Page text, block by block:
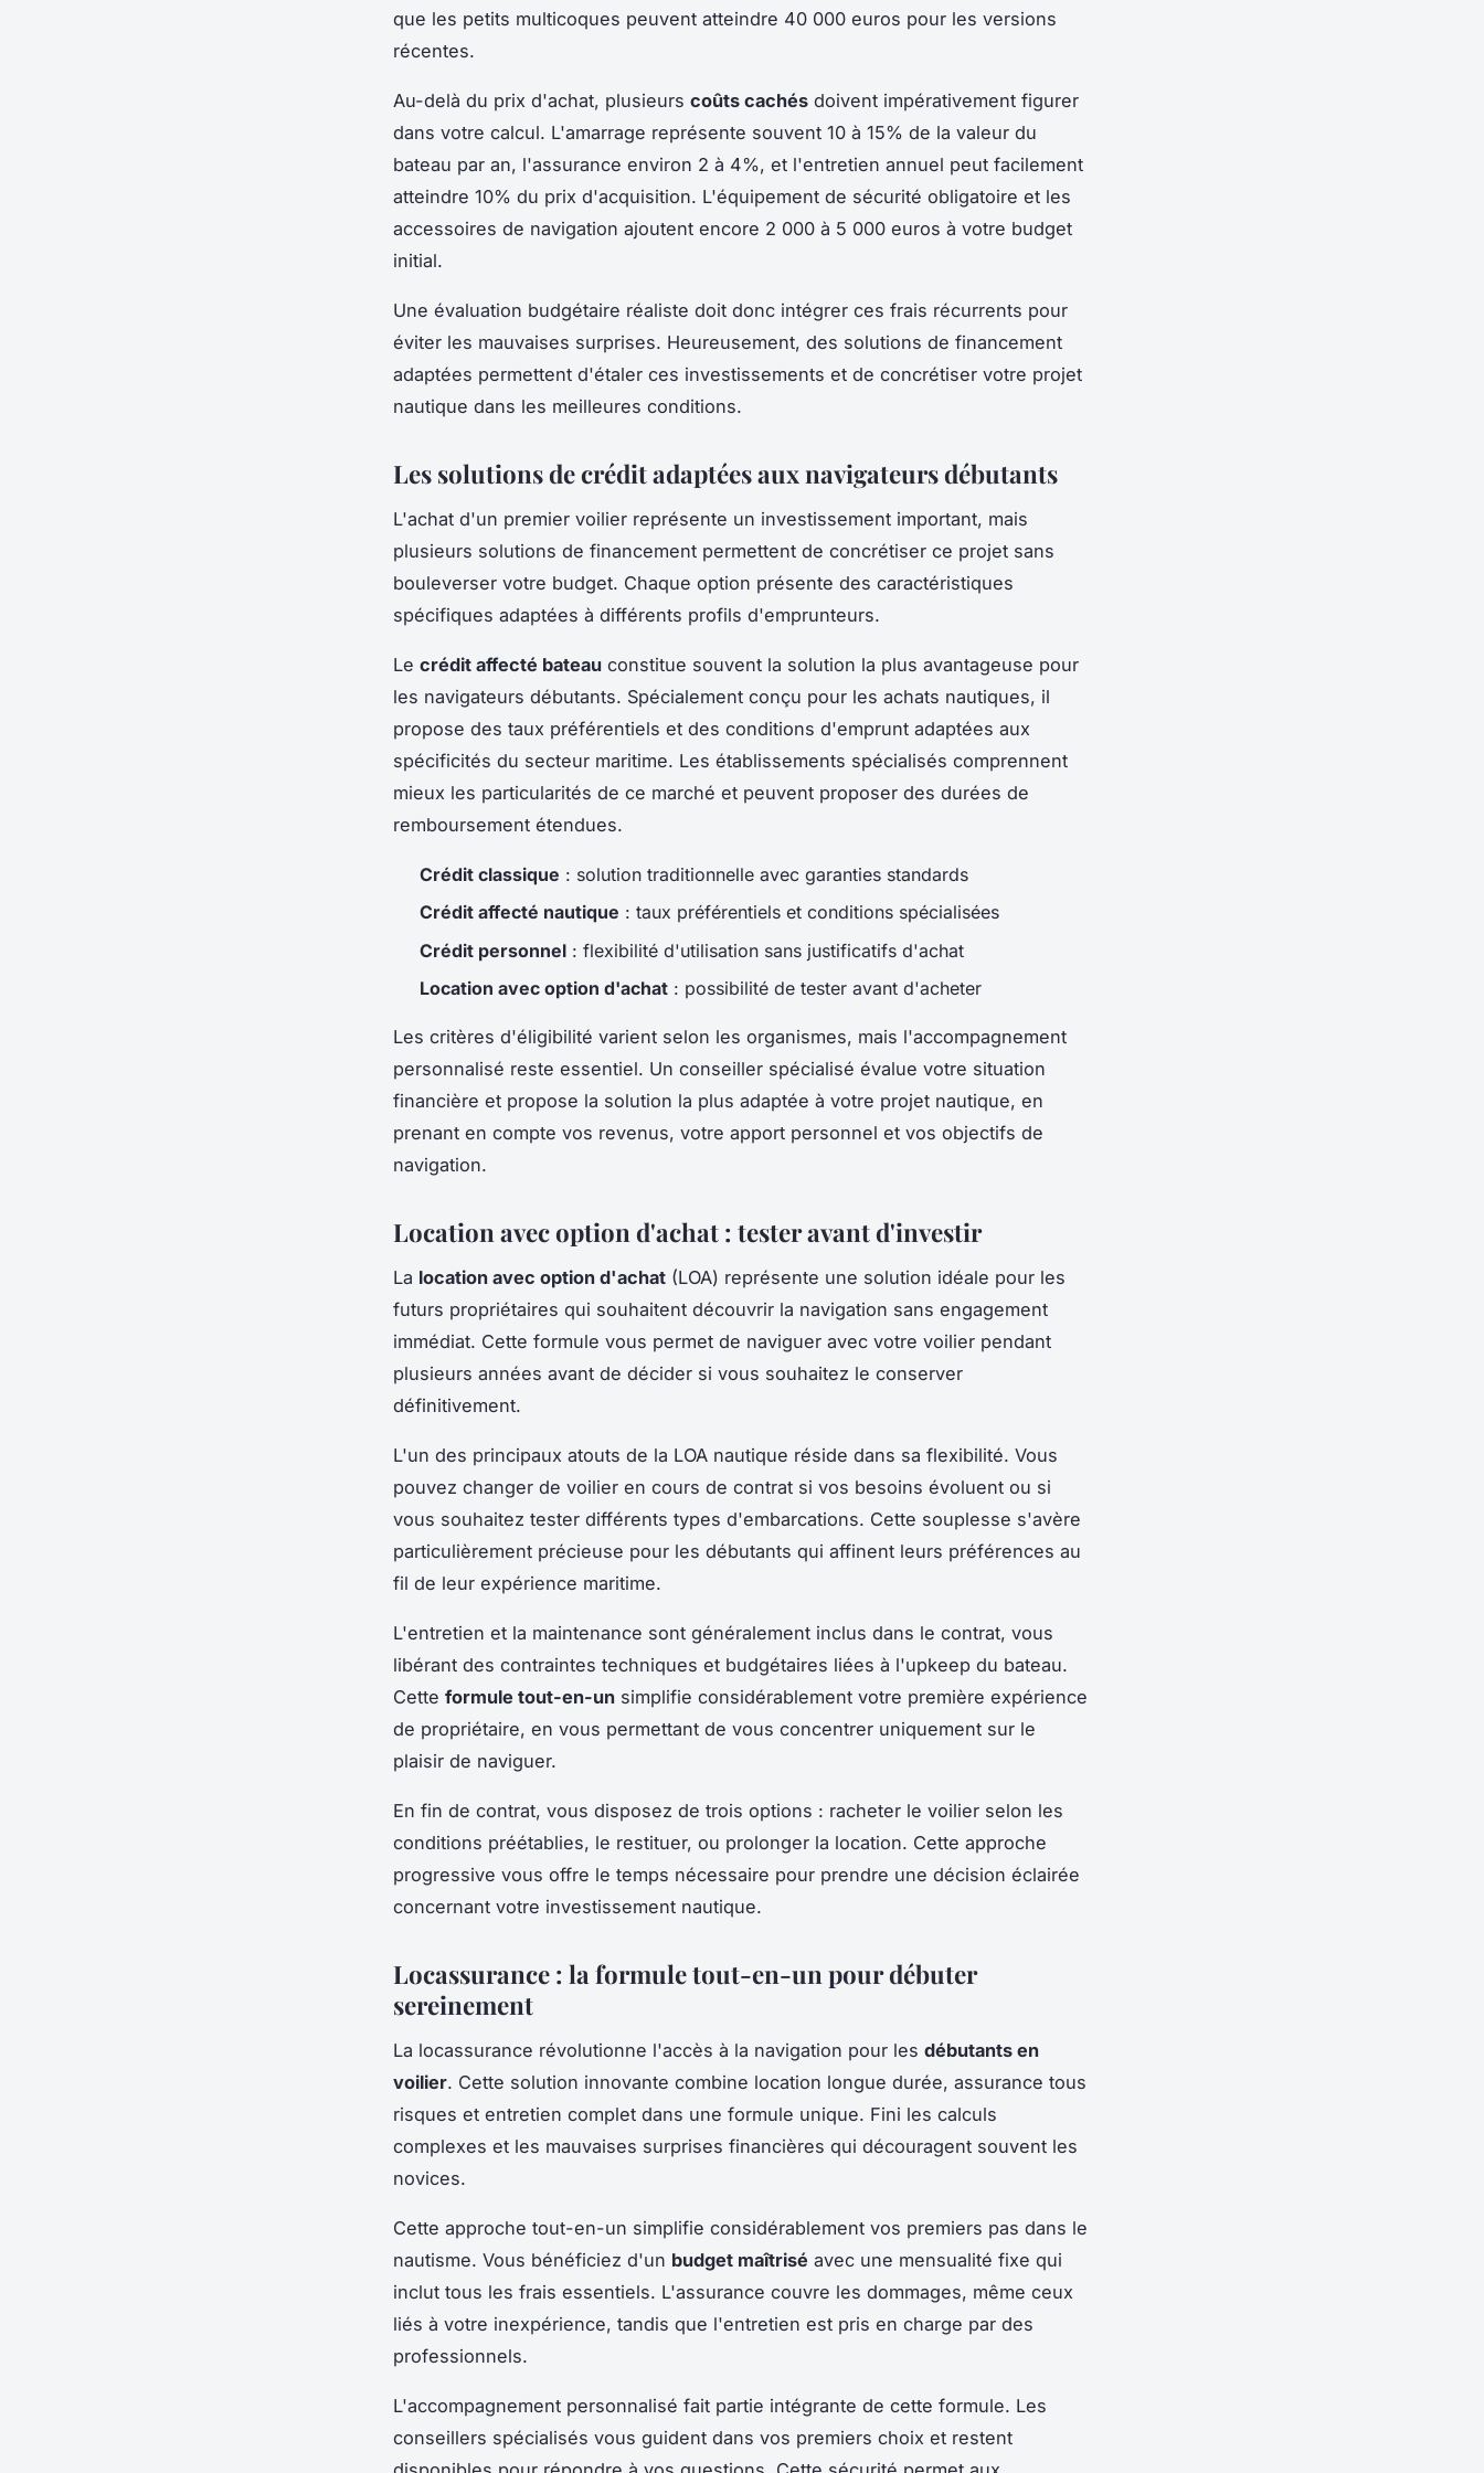
que les petits multicoques peuvent atteindre 40 000 euros pour les versions
récentes.
Au-delà du prix d'achat, plusieurs coûts cachés doivent impérativement figurer
dans votre calcul. L'amarrage représente souvent 10 à 15% de la valeur du
bateau par an, l'assurance environ 2 à 4%, et l'entretien annuel peut facilement
atteindre 10% du prix d'acquisition. L'équipement de sécurité obligatoire et les
accessoires de navigation ajoutent encore 2 000 à 5 000 euros à votre budget
initial.
Une évaluation budgétaire réaliste doit donc intégrer ces frais récurrents pour
éviter les mauvaises surprises. Heureusement, des solutions de financement
adaptées permettent d'étaler ces investissements et de concrétiser votre projet
nautique dans les meilleures conditions.
Les solutions de crédit adaptées aux navigateurs débutants
L'achat d'un premier voilier représente un investissement important, mais
plusieurs solutions de financement permettent de concrétiser ce projet sans
bouleverser votre budget. Chaque option présente des caractéristiques
spécifiques adaptées à différents profils d'emprunteurs.
Le crédit affecté bateau constitue souvent la solution la plus avantageuse pour
les navigateurs débutants. Spécialement conçu pour les achats nautiques, il
propose des taux préférentiels et des conditions d'emprunt adaptées aux
spécificités du secteur maritime. Les établissements spécialisés comprennent
mieux les particularités de ce marché et peuvent proposer des durées de
remboursement étendues.
Crédit classique : solution traditionnelle avec garanties standards
Crédit affecté nautique : taux préférentiels et conditions spécialisées
Crédit personnel : flexibilité d'utilisation sans justificatifs d'achat
Location avec option d'achat : possibilité de tester avant d'acheter
Les critères d'éligibilité varient selon les organismes, mais l'accompagnement
personnalisé reste essentiel. Un conseiller spécialisé évalue votre situation
financière et propose la solution la plus adaptée à votre projet nautique, en
prenant en compte vos revenus, votre apport personnel et vos objectifs de
navigation.
Location avec option d'achat : tester avant d'investir
La location avec option d'achat (LOA) représente une solution idéale pour les
futurs propriétaires qui souhaitent découvrir la navigation sans engagement
immédiat. Cette formule vous permet de naviguer avec votre voilier pendant
plusieurs années avant de décider si vous souhaitez le conserver
définitivement.
L'un des principaux atouts de la LOA nautique réside dans sa flexibilité. Vous
pouvez changer de voilier en cours de contrat si vos besoins évoluent ou si
vous souhaitez tester différents types d'embarcations. Cette souplesse s'avère
particulièrement précieuse pour les débutants qui affinent leurs préférences au
fil de leur expérience maritime.
L'entretien et la maintenance sont généralement inclus dans le contrat, vous
libérant des contraintes techniques et budgétaires liées à l'upkeep du bateau.
Cette formule tout-en-un simplifie considérablement votre première expérience
de propriétaire, en vous permettant de vous concentrer uniquement sur le
plaisir de naviguer.
En fin de contrat, vous disposez de trois options : racheter le voilier selon les
conditions préétablies, le restituer, ou prolonger la location. Cette approche
progressive vous offre le temps nécessaire pour prendre une décision éclairée
concernant votre investissement nautique.
Locassurance : la formule tout-en-un pour débuter
sereinement
La locassurance révolutionne l'accès à la navigation pour les débutants en
voilier. Cette solution innovante combine location longue durée, assurance tous
risques et entretien complet dans une formule unique. Fini les calculs
complexes et les mauvaises surprises financières qui découragent souvent les
novices.
Cette approche tout-en-un simplifie considérablement vos premiers pas dans le
nautisme. Vous bénéficiez d'un budget maîtrisé avec une mensualité fixe qui
inclut tous les frais essentiels. L'assurance couvre les dommages, même ceux
liés à votre inexpérience, tandis que l'entretien est pris en charge par des
professionnels.
L'accompagnement personnalisé fait partie intégrante de cette formule. Les
conseillers spécialisés vous guident dans vos premiers choix et restent